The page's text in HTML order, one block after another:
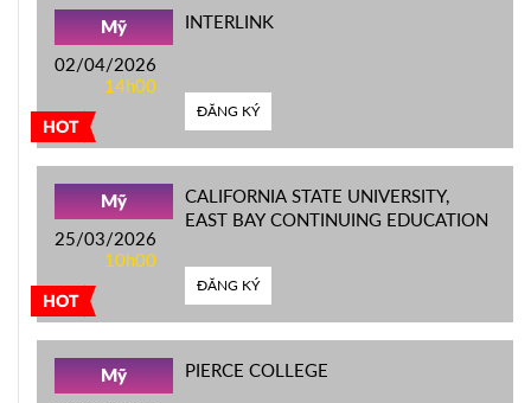
HOT
Mỹ
02/04/2026
14h00
INTERLINK
ĐĂNG KÝ
HOT
Mỹ
25/03/2026
10h00
CALIFORNIA STATE UNIVERSITY,
EAST BAY CONTINUING EDUCATION
ĐĂNG KÝ
Mỹ PIERCE COLLEGE